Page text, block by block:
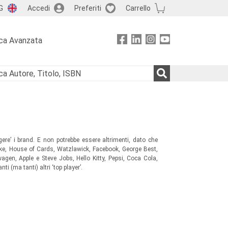
Accedi Preferiti Carrello
Avanzata
i brand. E non potrebbe essere altrimenti, dato che
House of Cards, Watzlawick, Facebook, George Best,
Apple e Steve Jobs, Hello Kitty, Pepsi, Coca Cola,
(ma tanti) altri ‘top player’.